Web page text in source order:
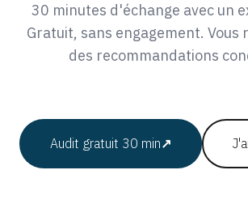
30 minutes d'échange avec un
Gratuit, sans engagement. Vous
des recommandations
Audit gratuit 30 min↗